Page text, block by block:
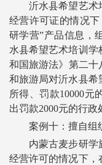
沂水县希望艺术培
经营许可证的情况下
研学营”产品信息，
水县希望艺术培训
和国旅游法》第二十
和旅游局对沂水县希
所得、罚款10000元
出罚款2000元的行政
案例十：擅自组
内蒙古麦步研学旅
经营许可的情况下，